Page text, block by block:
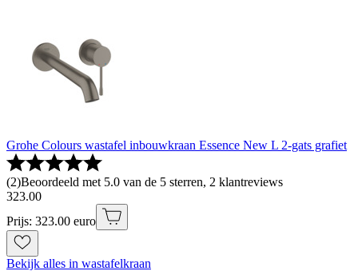
Grohe Colours wastafel inbouwkraan Essence New L 2-gats grafiet
(2)Beoordeeld met 5.0 van de 5 sterren, 2 klantreviews
323.00
Prijs: 323.00 euro
Bekijk alles in wastafelkraan